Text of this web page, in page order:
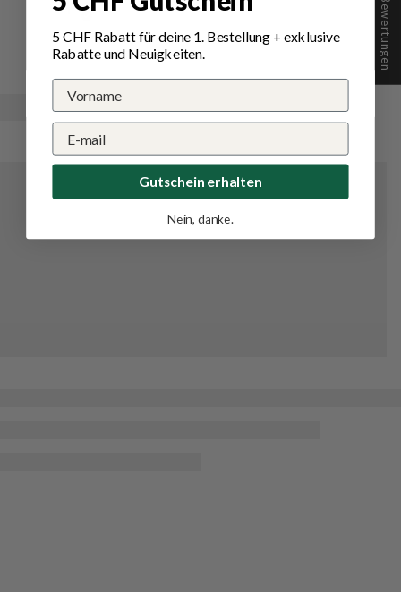
Très satisfaite ! ★ Bewertungen
5 CHF Rabatt für deine 1. Bestellung+ exklusive
Rabatte und Neuigkeiten.
Gutschein erhalten
Nein, danke.